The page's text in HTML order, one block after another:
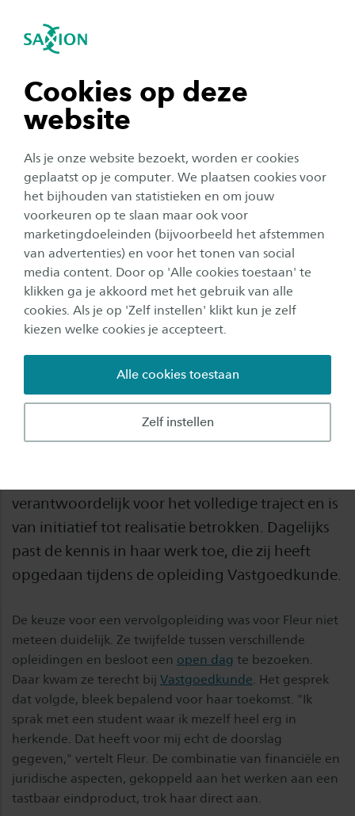
Cookies op deze
website
Als je onze website bezoekt, worden er cookies
geplaatst op je computer. We plaatsen cookies voor
het bijhouden van statistieken en om jouw
voorkeuren op te slaan maar ook voor
marketingdoeleinden (bijvoorbeeld het afstemmen
van advertenties) en voor het tonen van social
media content. Door op 'Alle cookies toestaan' te
klikken ga je akkoord met het gebruik van alle
cookies. Als je op 'Zelf instellen' klikt kun je zelf
kiezen welke cookies je accepteert.
Zelf instellen
Alle cookies toestaan
Navigatie openen
tonen
tonen
tonen
tonen
sluiten
Onderwijs
Van student naar
vastgoedontwikkelaar: "Je
leert niet alleen naar één
onderdeel te kijken, maar naar
het geheel"
Auteur:
Kyra Zeimentz
Publicatiedatum:
23 januari 2026 Leestijd: 2 minMinuten
Alumnus Fleur Morsink (25) uit Enschede werkt
als vastgoedontwikkelaar bij KROON
Vastgoedontwikkeling, waar zij zich
verantwoordelijk voor het volledige traject en is
van initiatief tot realisatie betrokken. Dagelijks
past de kennis in haar werk toe, die zij heeft
opgedaan tijdens de opleiding Vastgoedkunde.
De keuze voor een vervolgopleiding was voor Fleur niet
meteen duidelijk. Ze twijfelde tussen verschillende
opleidingen en besloot een open dag te bezoeken.
Daar kwam ze terecht bij Vastgoedkunde. Het gesprek
dat volgde, bleek bepalend voor haar toekomst. "Ik
sprak met een student waar ik mezelf heel erg in
herkende. Dat heeft voor mij echt de doorslag
gegeven," vertelt Fleur. De combinatie van financiële en
juridische aspecten, gekoppeld aan het werken aan een
tastbaar eindproduct, trok haar direct aan.